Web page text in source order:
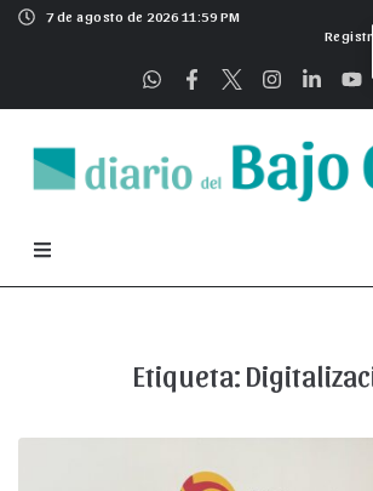
7 de agosto de 2026 11:59 PM
Etiqueta: